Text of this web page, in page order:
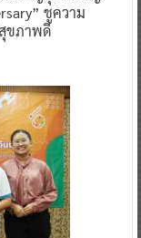
ชูความ
ขภาพดี